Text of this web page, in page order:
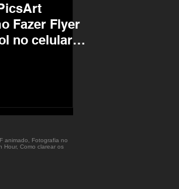
Fazer Flyer
no celular -
animado, Fotografia no
Hour, Como clarear os